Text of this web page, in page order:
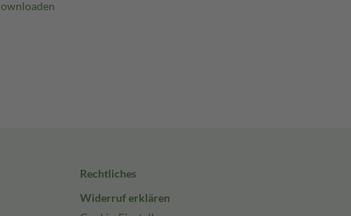
Rechtliches
Widerruf erklären